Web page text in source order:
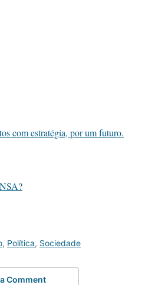
com estratégia, por um futuro.
, Política, Sociedade
Comment